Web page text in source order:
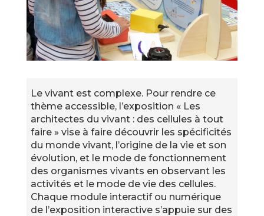
Le vivant est complexe. Pour rendre ce
thème accessible, l’exposition « Les
architectes du vivant : des cellules à tout
faire » vise à faire découvrir les spécificités
du monde vivant, l’origine de la vie et son
évolution, et le mode de fonctionnement
des organismes vivants en observant les
activités et le mode de vie des cellules.
Chaque module interactif ou numérique
de l’exposition interactive s’appuie sur des